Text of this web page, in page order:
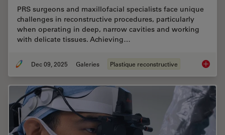
PRS surgeons and maxillofacial specialists face unique
challenges in reconstructive procedures, particularly
when operating in deep, narrow cavities and working
with delicate tissues. Achieving…
Dec 09, 2025 Galeries Plastique reconstructive